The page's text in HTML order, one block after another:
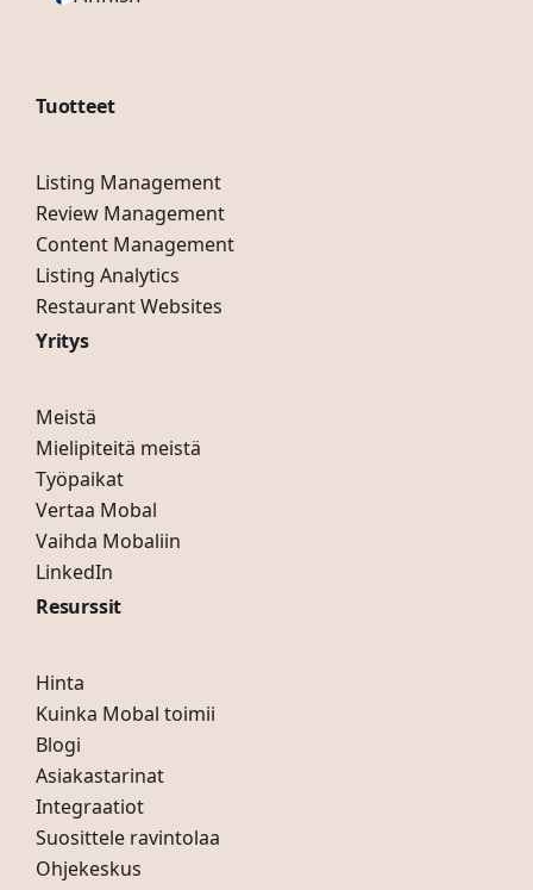
Tuotteet
Listing Management
Review Management
Content Management
Listing Analytics
Restaurant Websites
Yritys
Meistä
Mielipiteitä meistä
Työpaikat
Vertaa Mobal
Vaihda Mobaliin
LinkedIn
Resurssit
Hinta
Kuinka Mobal toimii
Blogi
Asiakastarinat
Integraatiot
Suosittele ravintolaa
Ohjekeskus